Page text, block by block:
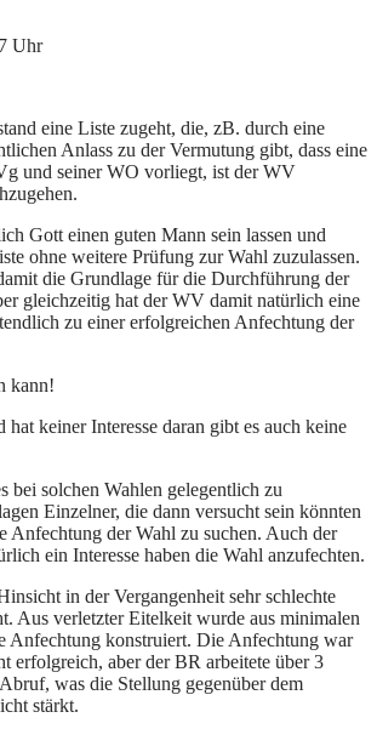
Uhr
eine Liste zugeht, die, zB. durch eine
Anlass zu der Vermutung gibt, dass eine
und seiner WO vorliegt, ist der WV
Gott einen guten Mann sein lassen und
ohne weitere Prüfung zur Wahl zuzulassen.
die Grundlage für die Durchführung der
gleichzeitig hat der WV damit natürlich eine
zu einer erfolgreichen Anfechtung der
kann!
keiner Interesse daran gibt es auch keine
bei solchen Wahlen gelegentlich zu
Einzelner, die dann versucht sein könnten
Anfechtung der Wahl zu suchen. Auch der
ein Interesse haben die Wahl anzufechten.
in der Vergangenheit sehr schlechte
Aus verletzter Eitelkeit wurde aus minimalen
Anfechtung konstruiert. Die Anfechtung war
erfolgreich, aber der BR arbeitete über 3
was die Stellung gegenüber dem
stärkt.